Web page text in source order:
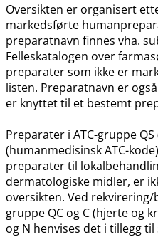
Oversikten er organisert
markedsførte
preparatnavn finnes vha.
Felleskatalogen over
preparater som ikke er
listen. Preparatnavn er
er knyttet til et bestemt
Preparater i ATC-gruppe
(humanmedisinsk ATC-
preparater til
dermatologiske midler, er
oversikten. Ved
gruppe QC og C (hjerte og
og N henvises det i tillegg